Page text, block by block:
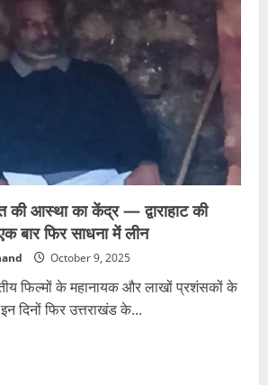
की आस्था का केंद्र — द्वाराहाट की
बार फिर साधना में लीन
October 9, 2025
फिल्मों के महानायक और लाखों प्रशंसकों के
दिनों फिर उत्तराखंड के...